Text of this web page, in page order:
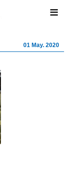
ユナイ
≡
01 May. 2020